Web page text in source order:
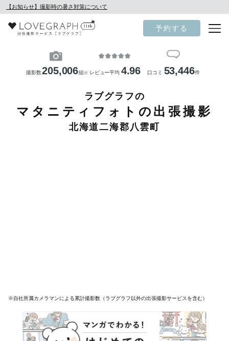
【お知らせ】撮影時の暑さ対策について
予約する
撮影数205,006組 ※ レビュー平均 4.96 口コミ 53,446件
ラブグラフの
マタニティフォトの出張撮影
北海道二海郡八雲町
※自社所属カメラマンによる累計撮影数（ラブグラフ以外の出張撮影サービスを含む）